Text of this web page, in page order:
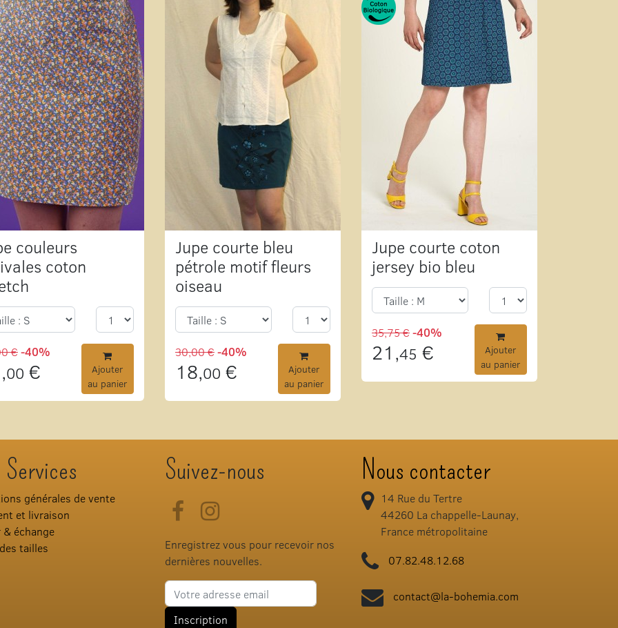
couleurs
coton
€-40%
00 €
Ajouter
au panier
Jupe courte bleu
pétrole motif fleurs
oiseau
30,00 €-40%
18,00 €
Ajouter
au panier
Jupe courte coton
jersey bio bleu
35,75 €-40%
21,45 €
Ajouter
au panier
générales de vente
et livraison
& échange
tailles
Suivez-nous
FacebookInstagram
Enregistrez vous pour recevoir nos
dernières nouvelles.
Adresse e-mail
Inscription
Nous contacter
14 Rue du Tertre
44260 La chappelle-Launay,
France métropolitaine
07.82.48.12.68
contact@la-bohemia.com